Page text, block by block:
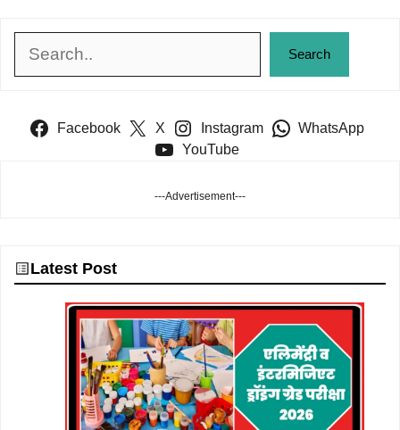
Search
Facebook X Instagram
WhatsApp
YouTube
---Advertisement---
Latest Post